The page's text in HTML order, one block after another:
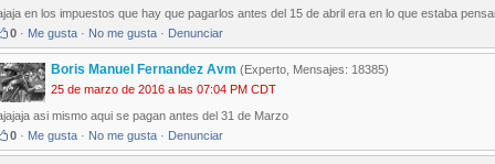
en los impuestos que hay que pagarlos antes del 15 de abril era en lo que estaba
0 · Me gusta · No me gusta · Denunciar
Boris Manuel Fernandez Avm (Experto, Mensajes: 18385)
25 de marzo de 2016 a las 07:04 PM CDT
asi mismo aqui se pagan antes del 31 de Marzo
0 · Me gusta · No me gusta · Denunciar